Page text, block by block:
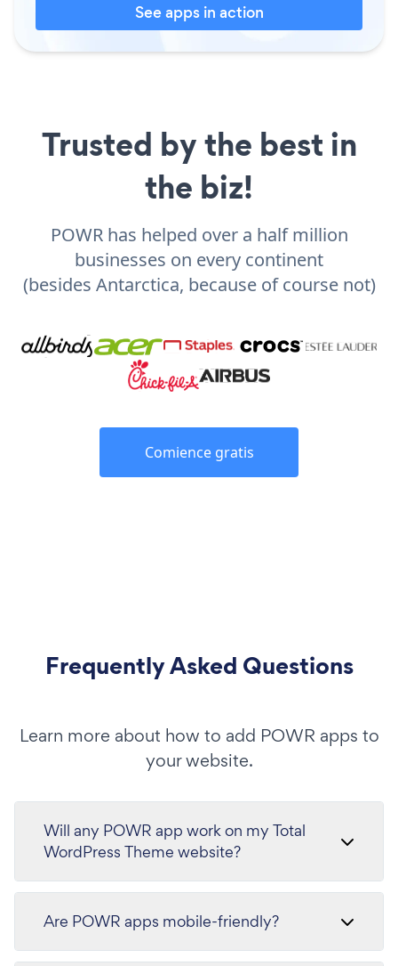
See apps in action
Trusted by the best in
the biz!
POWR has helped over a half million
businesses on every continent
(besides Antarctica, because of course not)
Comience gratis
Frequently Asked Questions
Learn more about how to add POWR apps to
your website.
Will any POWR app work on my Total
WordPress Theme website?
Are POWR apps mobile-friendly?